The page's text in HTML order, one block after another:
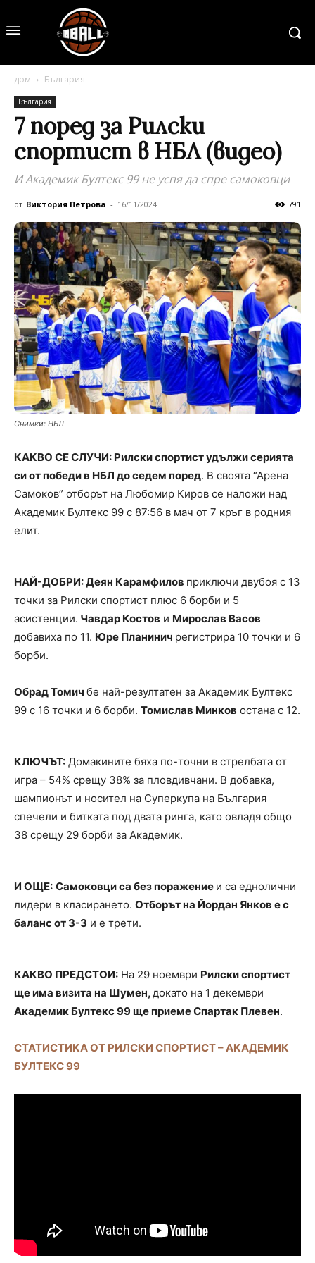
дом България
България
7 поред за Рилски
спортист в НБЛ (видео)
И Академик Бултекс 99 не успя да спре самоковци
от Виктория Петрова - 16/11/2024 791
Снимки: НБЛ
КАКВО СЕ СЛУЧИ: Рилски спортист удължи серията
си от победи в НБЛ до седем поред. В своята “Арена
Самоков” отборът на Любомир Киров се наложи над
Академик Бултекс 99 с 87:56 в мач от 7 кръг в родния
елит.
НАЙ-ДОБРИ: Деян Карамфилов приключи двубоя с 13
точки за Рилски спортист плюс 6 борби и 5
асистенции. Чавдар Костов и Мирослав Васов
добавиха по 11. Юре Планинич регистрира 10 точки и 6
борби.
Обрад Томич бе най-резултатен за Академик Бултекс
99 с 16 точки и 6 борби. Томислав Минков остана с 12.
КЛЮЧЪТ: Домакините бяха по-точни в стрелбата от
игра – 54% срещу 38% за пловдивчани. В добавка,
шампионът и носител на Суперкупа на България
спечели и битката под двата ринга, като овладя общо
38 срещу 29 борби за Академик.
И ОЩЕ: Самоковци са без поражение и са еднолични
лидери в класирането. Отборът на Йордан Янков е с
баланс от 3-3 и е трети.
КАКВО ПРЕДСТОИ: На 29 ноември Рилски спортист
ще има визита на Шумен,докато на 1 декември
Академик Бултекс 99 ще приеме Спартак Плевен.
СТАТИСТИКА ОТ РИЛСКИ СПОРТИСТ – АКАДЕМИК
БУЛТЕКС 99